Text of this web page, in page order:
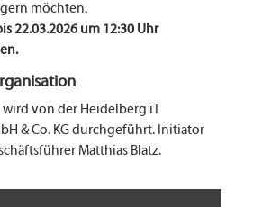
möchten.
22.03.2026 um 12:30 Uhr
von der Heidelberg iT
& Co. KG durchgeführt. Initiator
Matthias Blatz.